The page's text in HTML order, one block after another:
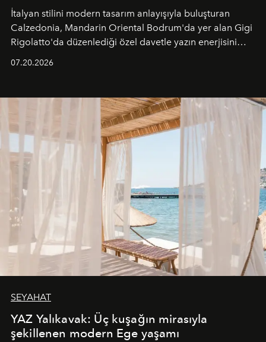
İtalyan stilini modern tasarım anlayışıyla buluşturan
Calzedonia, Mandarin Oriental Bodrum'da yer alan Gigi
Rigolatto'da düzenlediği özel davetle yazın enerjisini
07.20.2026
SEYAHAT
YAZ Yalıkavak: Üç kuşağın mirasıyla
şekillenen modern Ege yaşamı